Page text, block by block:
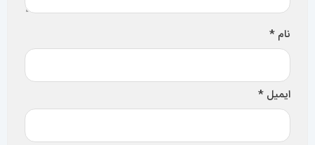
نام *
ایمیل *